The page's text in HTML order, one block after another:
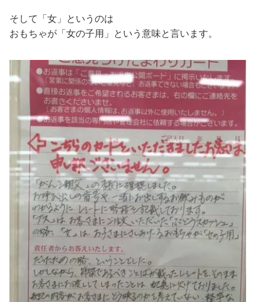
そして「女」というのは
おもちゃが「女の子用」という意味と言います。